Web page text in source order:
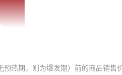
预热期，则为爆发期）前的商品销售